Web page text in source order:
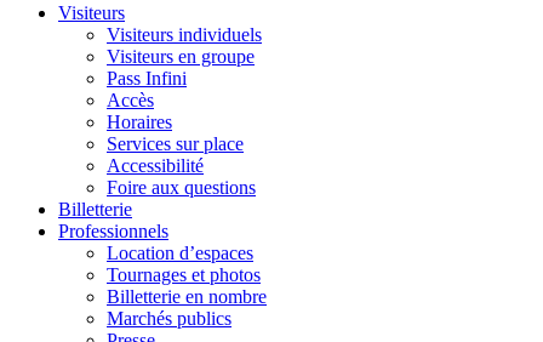
Visiteurs
Visiteurs individuels
Visiteurs en groupe
Pass Infini
Accès
Horaires
Services sur place
Accessibilité
Foire aux questions
Billetterie
Professionnels
Location d’espaces
Tournages et photos
Billetterie en nombre
Marchés publics